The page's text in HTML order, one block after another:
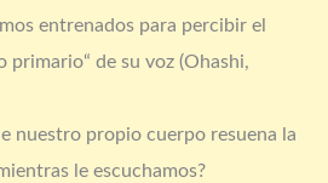
entrenados para percibir el
primario“ de su voz (Ohashi,
nuestro propio cuerpo resuena la
le escuchamos?